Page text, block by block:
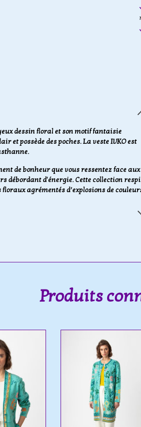
dessin floral et son motif fantaisie
et possède des poches. La veste IVKO est
de bonheur que vous ressentez face aux
débordant d'énergie. Cette collection
agrémentés d’explosions de
Produits